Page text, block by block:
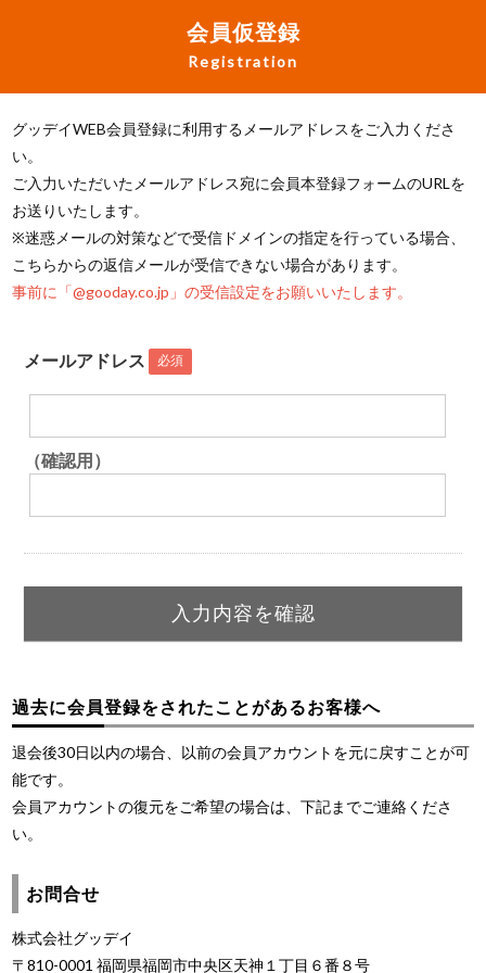
会員仮登録
Registration
グッデイWEB会員登録に利用するメールアドレスをご入力くださ
い。
ご入力いただいたメールアドレス宛に会員本登録フォームのURLを
お送りいたします。
※迷惑メールの対策などで受信ドメインの指定を行っている場合、
こちらからの返信メールが受信できない場合があります。
事前に「@gooday.co.jp」の受信設定をお願いいたします。
メールアドレス 必須
（確認用）
過去に会員登録をされたことがあるお客様へ
退会後30日以内の場合、以前の会員アカウントを元に戻すことが可
能です。
会員アカウントの復元をご希望の場合は、下記までご連絡くださ
い。
お問合せ
株式会社グッデイ
〒810-0001 福岡県福岡市中央区天神１丁目６番８号